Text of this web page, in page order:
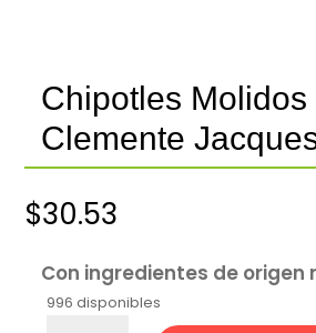
Chipotles Molidos
Clemente
$30.53
Con ingredientes de origen
996 disponibles